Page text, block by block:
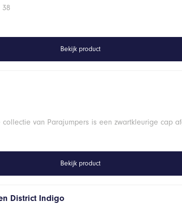
38
Bekijk product
van Parajumpers is een zwartkleurige cap
Bekijk product
District Indigo